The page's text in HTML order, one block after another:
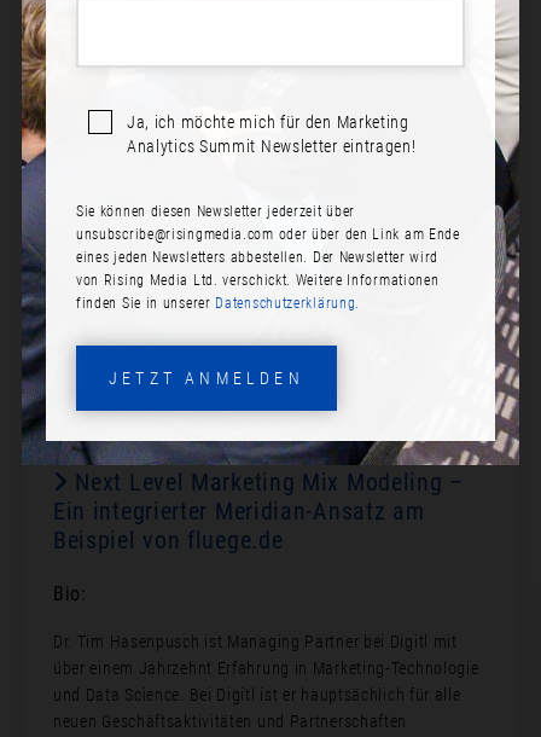
DR. TIM HASENPUSCH
Rolle:
Managing Partner
Talks
Next Level Marketing Mix Modeling –
Ein integrierter Meridian-Ansatz am
Beispiel von fluege.de
Bio:
Dr. Tim Hasenpusch ist Managing Partner bei Digitl mit
über einem Jahrzehnt Erfahrung in Marketing-Technologie
und Data Science. Bei Digitl ist er hauptsächlich für alle
neuen Geschäftsaktivitäten und Partnerschaften
Ja, ich möchte mich für den Marketing
Analytics Summit Newsletter eintragen!
Sie können diesen Newsletter jederzeit über
unsubscribe@risingmedia.com oder über den Link am Ende
eines jeden Newsletters abbestellen. Der Newsletter wird
von Rising Media Ltd. verschickt. Weitere Informationen
finden Sie in unserer Datenschutzerklärung.
JETZT ANMELDEN